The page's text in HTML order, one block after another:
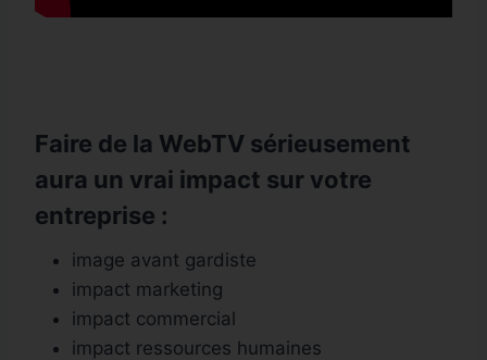
Faire de la WebTV sérieusement
aura un vrai impact sur votre
entreprise :
image avant gardiste
impact marketing
impact commercial
impact ressources humaines